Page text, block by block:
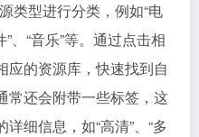
类型进行分类，例如“电
”、“音乐”等。通过点击相
应的资源库，快速找到自
常还会附带一些标签，这
细信息，如“高清”、“多